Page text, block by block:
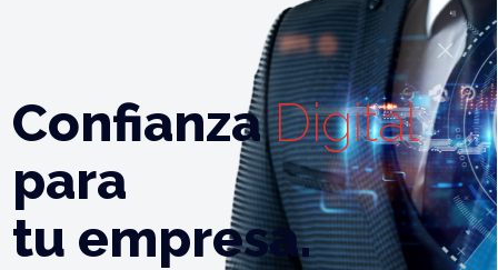
ConfianzaDigital
para
tu empresa.